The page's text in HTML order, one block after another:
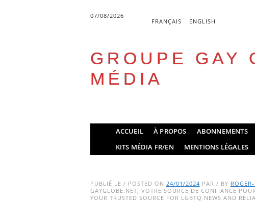
07/08/2026
FRANÇAIS ENGLISH
GROUPE GAY
MÉDIA
Main menu
ACCUEIL À PROPOS ABONNEMENTS
KITS MÉDIA FR/EN
MENTIONS LÉGALES
PUBLIÉ LE / POSTED ON 24/01/2024 PAR / BY
GAYGLOBE.NET, VOTRE SOURCE DE CONFIANCE
YOUR TRUSTED SOURCE FOR LGBTQ NEWS AND